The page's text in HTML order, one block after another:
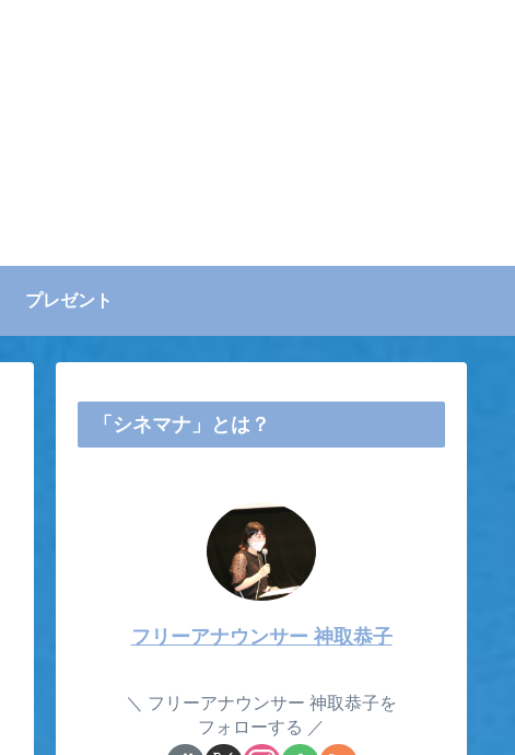
プレゼント
「シネマナ」とは？
フリーアナウンサー 神取恭子
フリーアナウンサー 神取恭子を
フォローする